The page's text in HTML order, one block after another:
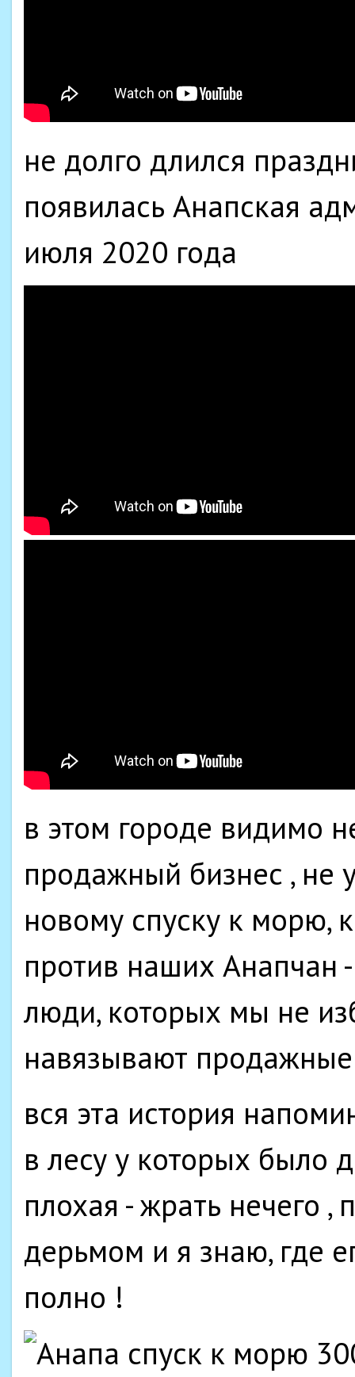
не долго длился
появилась Анапская
июля 2020 года
в этом городе видимо
продажный бизнес , не
новому спуску к морю,
против наших Анапчан
люди, которых мы не
навязывают
вся эта история
в лесу у которых было
плохая - жрать нечего ,
дерьмом и я знаю, где
полно !